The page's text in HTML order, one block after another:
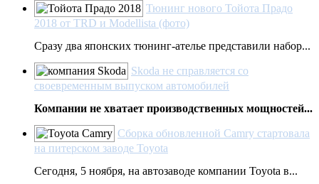
Тюнинг нового Тойота Прадо
2018 от TRD и Modellista (фото)
Сразу два японских тюнинг-ателье представили набор...
Skoda не справляется со
своевременным выпуском автомобилей
Компании не хватает производственных мощностей...
Сборка обновленной Camry стартовала
на питерском заводе Toyota
Сегодня, 5 ноября, на автозаводе компании Toyota в...